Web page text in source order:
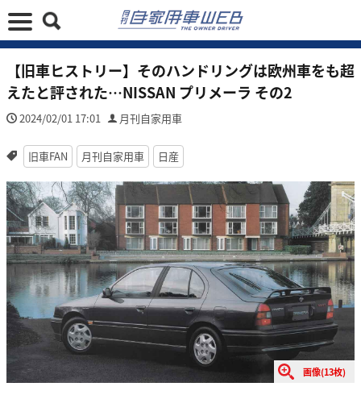
【旧車ヒストリー】そのハンドリングは欧州車をも超
えたと評された…NISSAN プリメーラ その2
2024/02/01 17:01 月刊自家用車
旧車FAN 月刊自家用車 日産
画像(13枚)